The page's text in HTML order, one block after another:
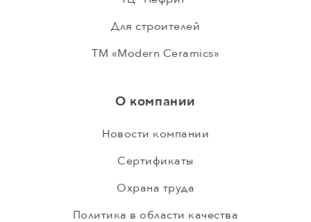
Для строителей
ТМ «Modern Ceramics»
О компании
Новости компании
Сертификаты
Охрана труда
Политика в области качества